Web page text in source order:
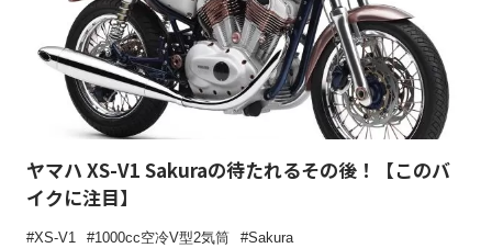
ヤマハ XS-V1 Sakuraの待たれるその後！【このバ
イクに注目】
XS-V1 1000cc空冷V型2気筒
Sakura